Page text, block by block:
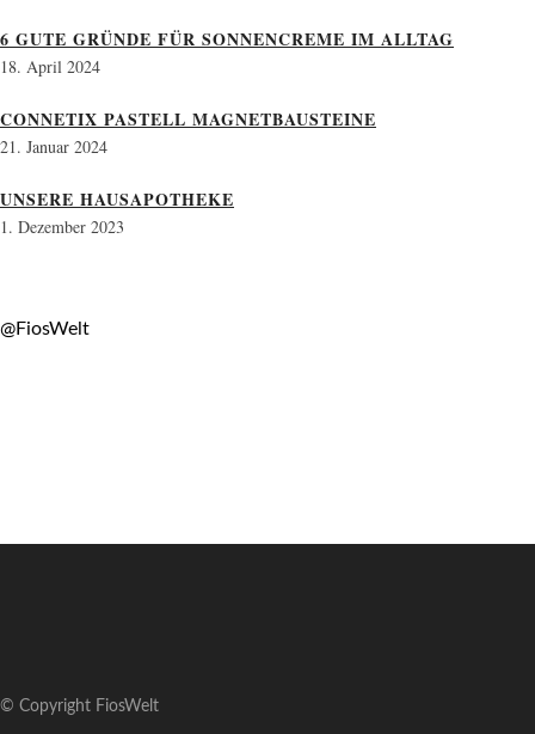
6 GUTE GRÜNDE FÜR SONNENCREME IM ALLTAG
18. April 2024
CONNETIX PASTELL MAGNETBAUSTEINE
21. Januar 2024
UNSERE HAUSAPOTHEKE
1. Dezember 2023
@FiosWelt
© Copyright FiosWelt